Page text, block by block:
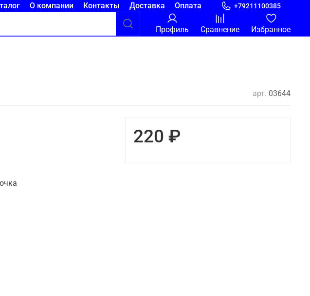
О компании Контакты Доставка Оплата +79211100385
Профиль Сравнение Избранное
арт. 03644
220 ₽